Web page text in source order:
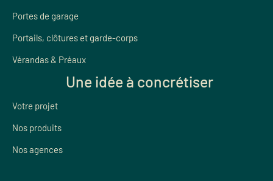
Portes de garage
Portails, clôtures et garde-corps
Vérandas & Préaux
Une idée à concrétiser
Votre projet
Nos produits
Nos agences